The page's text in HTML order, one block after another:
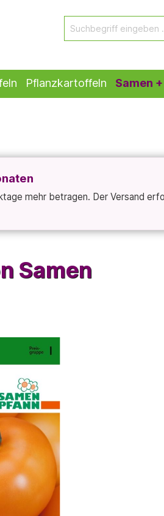
Pflanzkartoffeln Samen
mehr betragen. Der Versand
Samen